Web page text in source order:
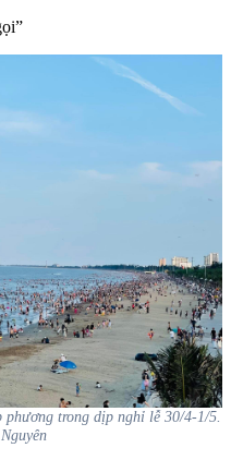
trong dịp nghỉ lễ 30/4-1/5.